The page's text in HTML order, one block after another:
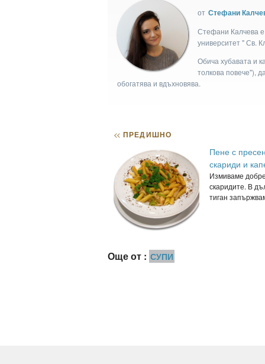
от Стефани
Стефани Калчева е
университет " Св.
Обича хубавата и
толкова повече"),
обогатява и вдъхновява.
<< ПРЕДИШНО
Пене с
скариди и
Измиваме добре
скаридите. В
тиган
Още от : СУПИ